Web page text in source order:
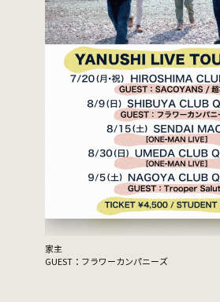
家主
GUEST：フラワーカンパニーズ